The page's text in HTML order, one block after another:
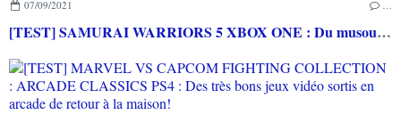
07/09/2021 …
[TEST] SAMURAI WARRIORS 5 XBOX ONE : Du musou en cell shading dans la lignée de la saga